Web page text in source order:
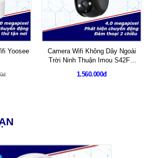
Camera Wifi Không Dây Ngoài
Trời Ninh Thuận Imou S42FP
Đàm Thoại 2 Chiều
1.560.000đ